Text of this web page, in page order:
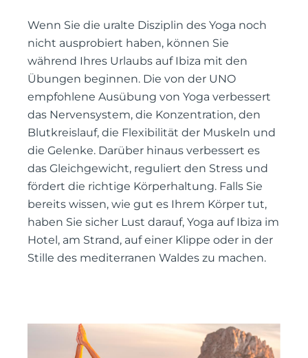
Wenn Sie die uralte Disziplin des Yoga noch
nicht ausprobiert haben, können Sie
während Ihres Urlaubs auf Ibiza mit den
Übungen beginnen. Die von der UNO
empfohlene Ausübung von Yoga verbessert
das Nervensystem, die Konzentration, den
Blutkreislauf, die Flexibilität der Muskeln und
die Gelenke. Darüber hinaus verbessert es
das Gleichgewicht, reguliert den Stress und
fördert die richtige Körperhaltung. Falls Sie
bereits wissen, wie gut es Ihrem Körper tut,
haben Sie sicher Lust darauf, Yoga auf Ibiza im
Hotel, am Strand, auf einer Klippe oder in der
Stille des mediterranen Waldes zu machen.